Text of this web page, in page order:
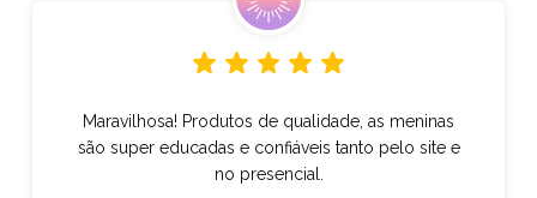
Maravilhosa! Produtos de qualidade, as meninas
são super educadas e confiáveis tanto pelo site e
no presencial.